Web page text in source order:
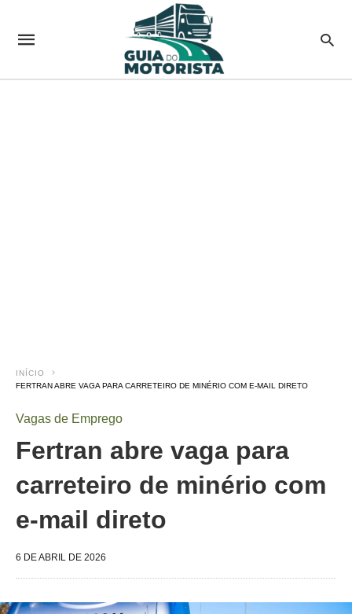
INÍCIO
FERTRAN ABRE VAGA PARA CARRETEIRO DE MINÉRIO COM E-MAIL DIRETO
Vagas de Emprego
Fertran abre vaga para
carreteiro de minério com
e-mail direto
6 DE ABRIL DE 2026